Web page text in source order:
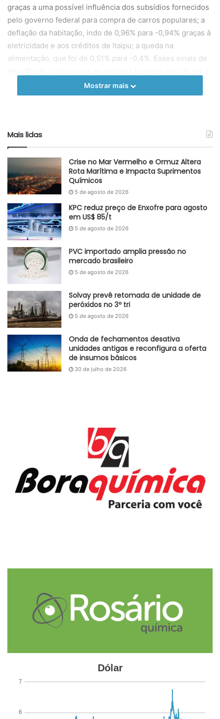
graças a uma possível influência dos subsídios fornecidos
pelo governo federal para compra de carros populares; a
deflação da habitação, indo de 0,96% para -0,94% graças à
eletricidade e aos créditos de Itaipu; a queda na
alimentação, que foi de 0,51% para -0,4%. Esses sinais de
pelo COPOM foram efetivas e estão mostrando sinais
positivos ao país. Esses bons frutos colhidos não excluem
desde impactos nas produções agrícolas brasileiras até
oferta de insumos químicos, como soda cáustica,
produzidos nas regiões mais afetadas dos EUA pelos
furacões derivados desse fenômeno – e os preços dos
combustíveis fósseis, uma vez que, apesar da redução nos
apresentaram aumento no último mês.
Adaptado GlobalKem | 26 de julho de 2023
Fonte IBGE
Etiquetas deflação El Niño EUA
Mostrar mais
Mais lidas
Crise no Mar Vermelho e Ormuz Altera
Rota Marítima e Impacta Suprimentos
Químicos
5 de agosto de 2026
KPC reduz preço de Enxofre para agosto
em US$ 85/t
5 de agosto de 2026
PVC importado amplia pressão no
mercado brasileiro
5 de agosto de 2026
Solvay prevê retomada de unidade de
peróxidos no 3º tri
5 de agosto de 2026
Onda de fechamentos desativa
unidades antigas e reconfigura a oferta
de insumos básicos
30 de julho de 2026